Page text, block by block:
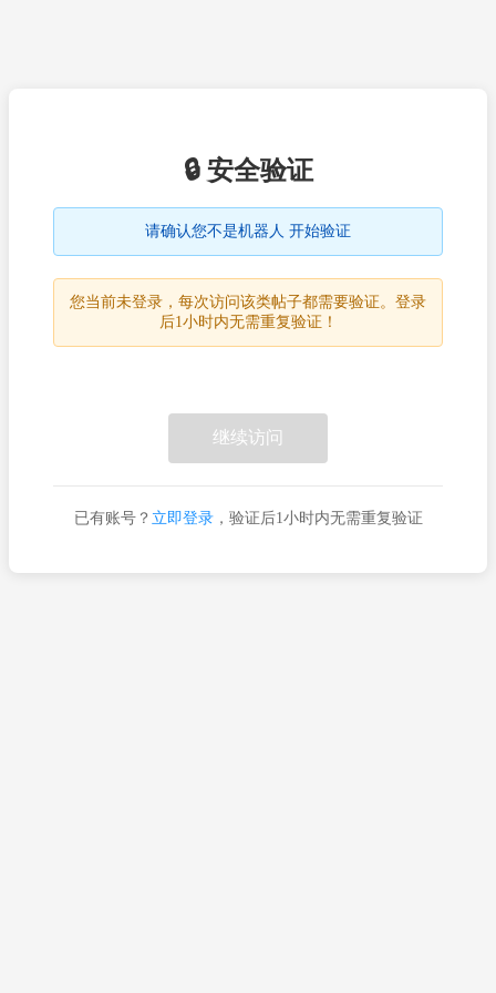
🔒 安全验证
请确认您不是机器人 开始验证
您当前未登录，每次访问该类帖子都需要验证。登录
后1小时内无需重复验证！
继续访问
已有账号？ 立即登录，验证后1小时内无需重复验证